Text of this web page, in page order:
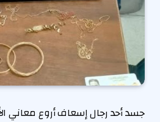
جسد أحد رجال إسعاف أروع معاني